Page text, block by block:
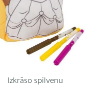
Izkrāso spilvenu